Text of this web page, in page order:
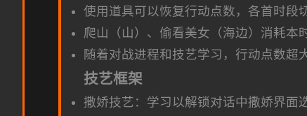
使用道具可以恢复行动点数，各首时段
爬山（山）、偷看美女（海边）消耗本
随着对战进程和技艺学习，行动点数超
技艺框架
撒娇技艺：学习以解锁对话中撒娇界面